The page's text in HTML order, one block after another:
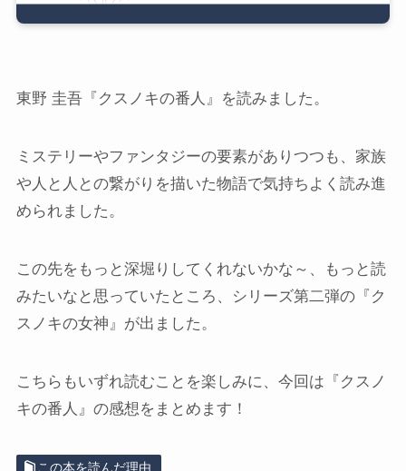
東野 圭吾『クスノキの番人』を読みました。
ミステリーやファンタジーの要素がありつつも、家族
や人と人との繋がりを描いた物語で気持ちよく読み進
められました。
この先をもっと深堀りしてくれないかな～、もっと読
みたいなと思っていたところ、シリーズ第二弾の『ク
スノキの女神』が出ました。
こちらもいずれ読むことを楽しみに、今回は『クスノ
キの番人』の感想をまとめます！
この本を読んだ理由